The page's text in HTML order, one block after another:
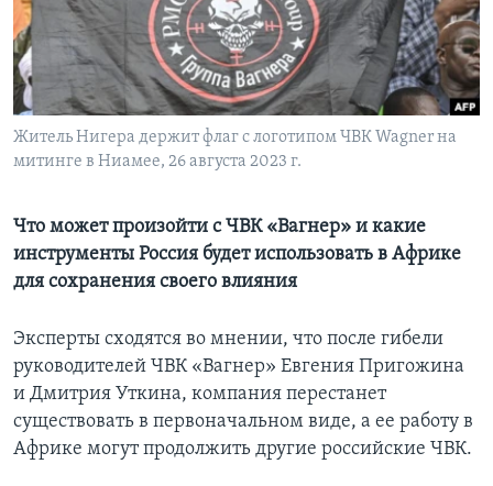
Learning English
СОЦИАЛЬНЫЕ СЕТИ
Житель Нигера держит флаг с логотипом ЧВК Wagner на
митинге в Ниамее, 26 августа 2023 г.
Что может произойти с ЧВК «Вагнер» и какие
инструменты Россия будет использовать в Африке
для сохранения своего влияния
Эксперты сходятся во мнении, что после гибели
руководителей ЧВК «Вагнер» Евгения Пригожина
и Дмитрия Уткина, компания перестанет
существовать в первоначальном виде, а ее работу в
Африке могут продолжить другие российские ЧВК.